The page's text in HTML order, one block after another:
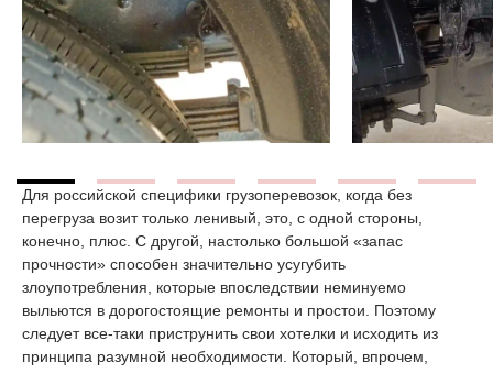
Для российской специфики грузоперевозок, когда без
перегруза возит только ленивый, это, с одной стороны,
конечно, плюс. С другой, настолько большой «запас
прочности» способен значительно усугубить
злоупотребления, которые впоследствии неминуемо
выльются в дорогостоящие ремонты и простои. Поэтому
следует все-таки приструнить свои хотелки и исходить из
принципа разумной необходимости. Который, впрочем,